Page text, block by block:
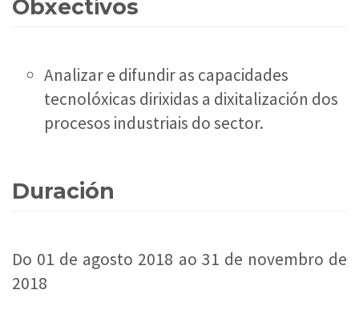
Obxectivos
Analizar e difundir as capacidades
tecnolóxicas dirixidas a dixitalización dos
procesos industriais do sector.
Duración
Do 01 de agosto 2018 ao 31 de novembro de
2018